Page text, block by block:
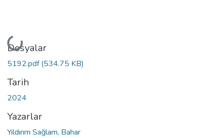
Yükleniyor...
Dosyalar
5192.pdf(534.75 KB)
Tarih
2024
Yazarlar
Yıldırım Sağlam, Bahar